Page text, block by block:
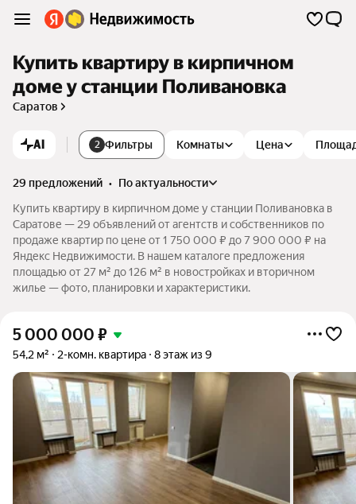
Купить квартиру в кирпичном
доме у станции Поливановка
Саратов
AI 2 Фильтры Комнаты Цена
29 предложений •
по актуальности
Купить квартиру в кирпичном доме у станции Поливановка в
Саратове — 29 объявлений от агентств и собственников по
продаже квартир по цене от 1 750 000 ₽ до 7 900 000 ₽ на
Яндекс Недвижимости. В нашем каталоге предложения
площадью от 27 м² до 126 м² в новостройках и вторичном
жилье — фото, планировки и характеристики.
5 000 000 ₽
54,2 м² 2-комн. квартира 8 этаж из 9